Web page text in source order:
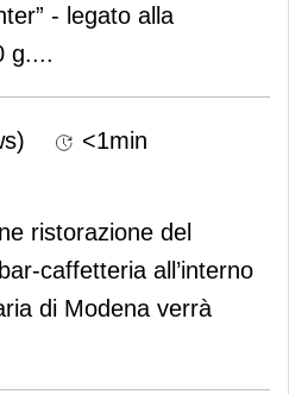
- legato alla
g....
<1min
ristorazione del
caffetteria all’interno
di Modena verrà